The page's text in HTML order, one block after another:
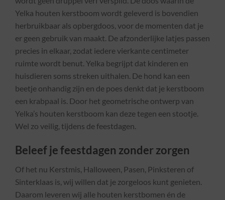
Yelka houten kerstboom wordt geleverd is bovendien
herbruikbaar als opbergdoos, voor de momenten dat je
er geen gebruik van maakt. De afzonderlijke latjes passen
precies in elkaar, zodat iedere vierkante centimeter
ruimte wordt benut. Yelka begrijpt dat kinderen en
huisdieren soms streken uithalen. De hond kan een
beetje onhandig zijn en de poes denkt dat je kerstboom
een krabpaal is. Door het geometrische ontwerp van
Yelka’s houten kerstboom kan deze tegen een stootje.
Wel zo veilig, tijdens de feestdagen.
Beleef je feestdagen zonder zorgen
Of het nu Kerstmis, Halloween, Pasen, Pinksteren of
Sinterklaas is, wij willen dat je zorgeloos kunt genieten.
Daarom leveren wij alle houten kerstbomen én de